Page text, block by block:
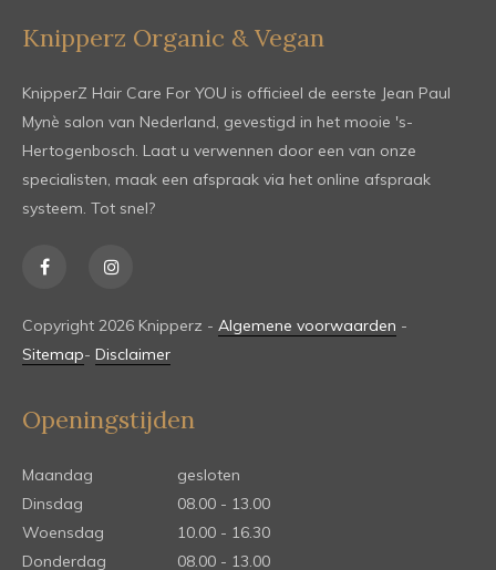
Knipperz Organic & Vegan
KnipperZ Hair Care For YOU is officieel de eerste Jean Paul
Mynè salon van Nederland, gevestigd in het mooie 's-
Hertogenbosch. Laat u verwennen door een van onze
specialisten, maak een afspraak via het online afspraak
systeem. Tot snel?
Copyright 2026 Knipperz - Algemene voorwaarden -
Sitemap- Disclaimer
Openingstijden
Maandag
gesloten
Dinsdag
08.00 - 13.00
Woensdag
10.00 - 16.30
Donderdag
08.00 - 13.00